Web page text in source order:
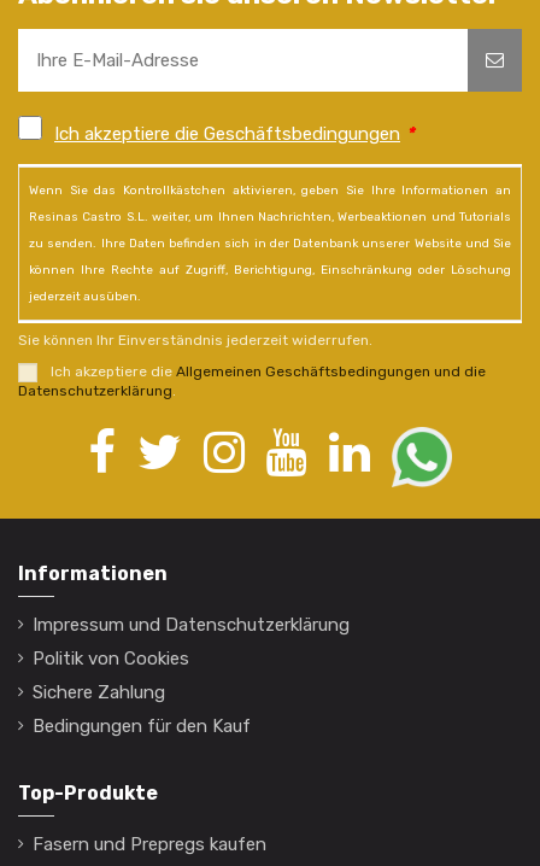
Ich akzeptiere die Geschäftsbedingungen *
Wenn Sie das Kontrollkästchen aktivieren, geben Sie Ihre Informationen an
Resinas Castro S.L. weiter, um Ihnen Nachrichten, Werbeaktionen und Tutorials
zu senden. Ihre Daten befinden sich in der Datenbank unserer Website und Sie
können Ihre Rechte auf Zugriff, Berichtigung, Einschränkung oder Löschung
jederzeit ausüben.
Sie können Ihr Einverständnis jederzeit widerrufen.
Ich akzeptiere die Allgemeinen Geschäftsbedingungen und die
Datenschutzerklärung.
Informationen
Impressum und Datenschutzerklärung
Politik von Cookies
Sichere Zahlung
Bedingungen für den Kauf
Top-Produkte
Fasern und Prepregs kaufen